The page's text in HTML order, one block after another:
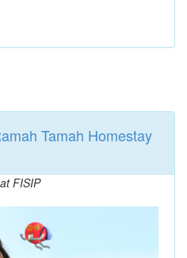
Tamah Homestay
FISIP